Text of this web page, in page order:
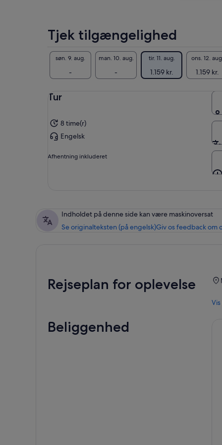
vælge
flere
Tjek tilgængelighed
søn. 9. aug.
-
man. 10. aug.
-
tir. 11. aug.
1.159 kr.
ons. 12.
1.159 kr.
Tur
8 time(r)
Engelsk
Afhentning inkluderet
Indholdet på denne side kan være maskinoversat
Se originalteksten (på engelsk)Giv os feedback om
Rejseplan for oplevelse
Beliggenhed